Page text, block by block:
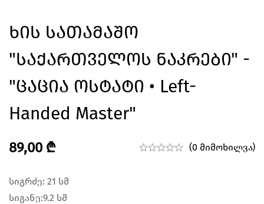
Ხის Სათამაშო
"საქართველოს Ნაკრები" -
"ცაცია Ოსტატი • Left-
Handed Master"
89,00 ₾ (0 მიმოხილვა)
სიგრძე: 21 სმ
სიგანე:9.2 სმ